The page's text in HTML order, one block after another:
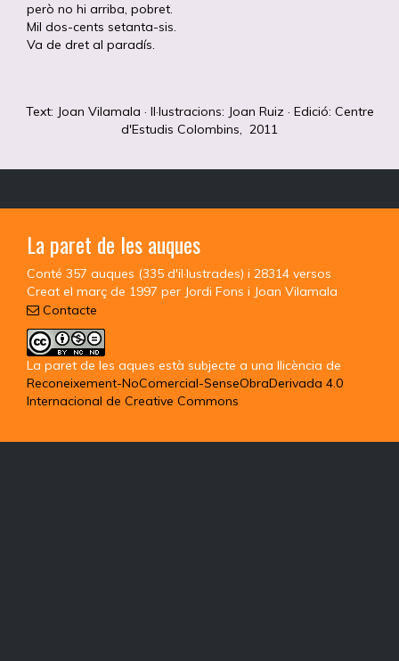
però no hi arriba, pobret.
Mil dos-cents setanta-sis.
Va de dret al paradís.
Text: Joan Vilamala · Il·lustracions: Joan Ruiz · Edició: Centre
d'Estudis Colombins, 2011
La paret de les auques
Conté 357 auques (335 d'il·lustrades) i 28314 versos
Creat el març de 1997 per Jordi Fons i Joan Vilamala
Contacte
La paret de les aques està subjecte a una llicència de
Reconeixement-NoComercial-SenseObraDerivada 4.0
Internacional de Creative Commons